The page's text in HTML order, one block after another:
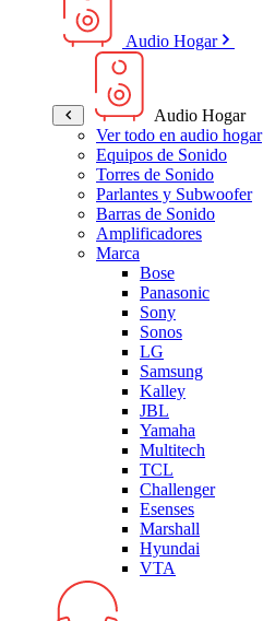
Audio Hogar
Audio Hogar
Ver todo en audio hogar
Equipos de Sonido
Torres de Sonido
Parlantes y Subwoofer
Barras de Sonido
Amplificadores
Marca
Bose
Panasonic
Sony
Sonos
LG
Samsung
Kalley
JBL
Yamaha
Multitech
TCL
Challenger
Esenses
Marshall
Hyundai
VTA